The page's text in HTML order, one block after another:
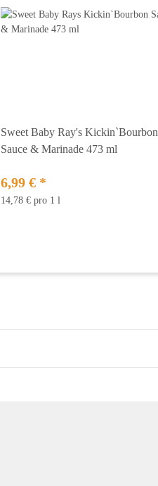
Sweet Baby Ray's Kickin`Bourbon
Sauce & Marinade 473 ml
6,99 € *
14,78 € pro 1 l